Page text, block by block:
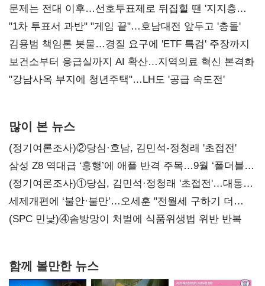
문제는 전대 이후…선호투표제로 뒤집힐 땐 '지지층
불복'
"1차 투표서 과반" "게임 끝"…호남대전 앞두고 '충돌'
김용범 책임론 봇물…경질 요구에 'ETF 특검' 주장까지
보건소부터 응급실까지 AI 확산…지역의료 혁신 본격화
"강남사옥 부지에 청년주택"…LH도 '공급 속도전'
많이 본 뉴스
(정기여론조사)②당심·호남, 김민석-정청래 '초접전'
삼성 Z8 역대급 ‘흥행’에 애플 반격 주목…9월 ‘폴더블
대전’
(정기여론조사)①당심, 김민석·정청래 '초접전'…대통령
지지도 '50% 아래로'(종합)
세제개편에 ‘불안·불만’…오세훈 "전월세 구하기 더
힘들어질 것"
(SPC 민낯)④솜방망이 처벌에 식품위생법 위반 반복
함께 볼만한 뉴스